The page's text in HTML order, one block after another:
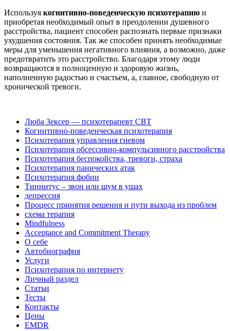
Используя когнитивно-поведенческую психотерапию и
приобретая необходимый опыт в преодолении душевного
расстройства, пациент способен распознать первые признаки
ухудшения состояния. Так же способен принять необходимые
меры для уменьшения негативного влияния, а возможно, даже
предотвратить это расстройство. Благодаря этому люди
возвращаются в полноценную и здоровую жизнь,
наполненную радостью и счастьем, а, главное, свободную от
хронической тревоги.
Люба Зексер — психотерапевт CBT
Когнитивно-поведенческая психотерапия
Психотерапия управления гневом
Психотерапия обсессивно-компульсивного расстройства
Психотерапия беспокойства, тревоги, страха
Психотерапия панических атак
Психотерапия фобии
Тиннитус – звон или шум в ушах
депрессия
Процесс принятия решения и пути выхода из проблем
схема терапия
Mindfulness
Acceptance and Commitment Therapy
О себе
Автобиография
Услуги
Психотерапия по интернету
Личный раздел
Статьи
Тесты
Контакты
Цены
EMDR